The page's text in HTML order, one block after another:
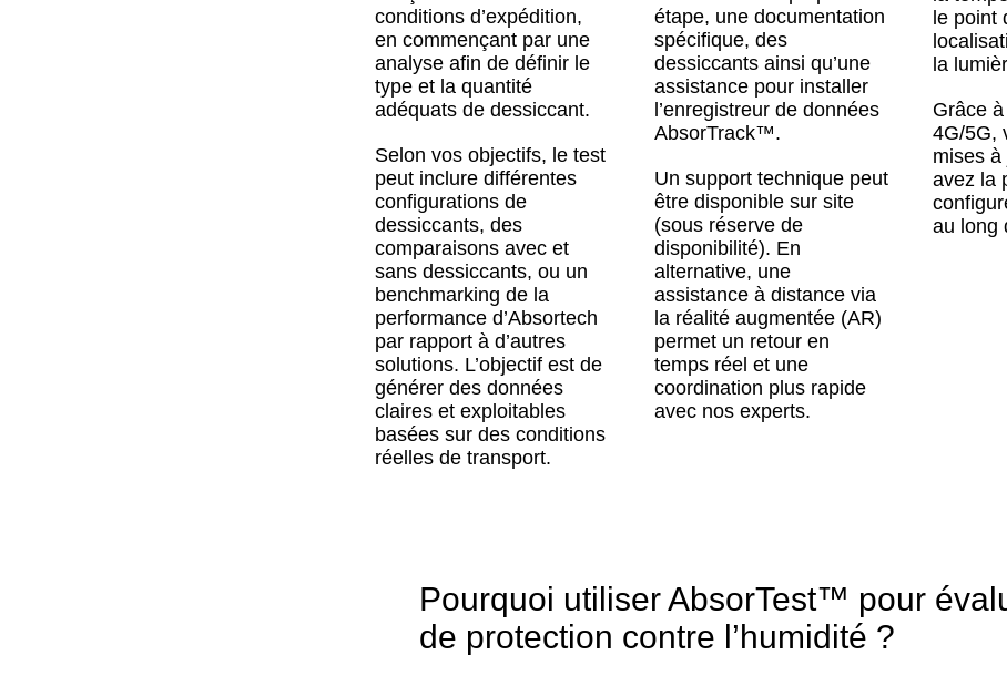
conditions d’expédition,
en commençant par une
analyse afin de définir le
type et la quantité
adéquats de dessiccant.
Selon vos objectifs, le test
peut inclure différentes
configurations de
dessiccants, des
comparaisons avec et
sans dessiccants, ou un
benchmarking de la
performance d’Absortech
par rapport à d’autres
solutions. L’objectif est de
générer des données
claires et exploitables
basées sur des conditions
réelles de transport.
étape, une documentation
spécifique, des
dessiccants ainsi qu’une
assistance pour installer
l’enregistreur de données
AbsorTrack™.
Un support technique peut
être disponible sur site
(sous réserve de
disponibilité). En
alternative, une
assistance à distance via
la réalité augmentée (AR)
permet un retour en
temps réel et une
coordination plus rapide
avec nos experts.
le point
la
Grâce
4G/5G,
mises
avez la
au long
Pourquoi utiliser AbsorTest™ pour
de protection contre l’humidité ?